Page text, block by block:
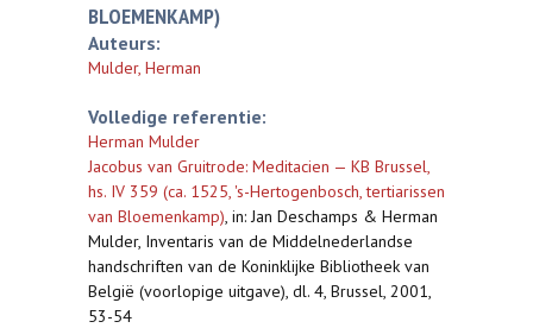
BLOEMENKAMP)
Auteurs:
Mulder, Herman
Volledige referentie:
Herman Mulder
Jacobus van Gruitrode: Meditacien — KB Brussel,
hs. IV 359 (ca. 1525, 's-Hertogenbosch, tertiarissen
van Bloemenkamp), in: Jan Deschamps & Herman
Mulder, Inventaris van de Middelnederlandse
handschriften van de Koninklijke Bibliotheek van
België (voorlopige uitgave), dl. 4, Brussel, 2001,
53-54